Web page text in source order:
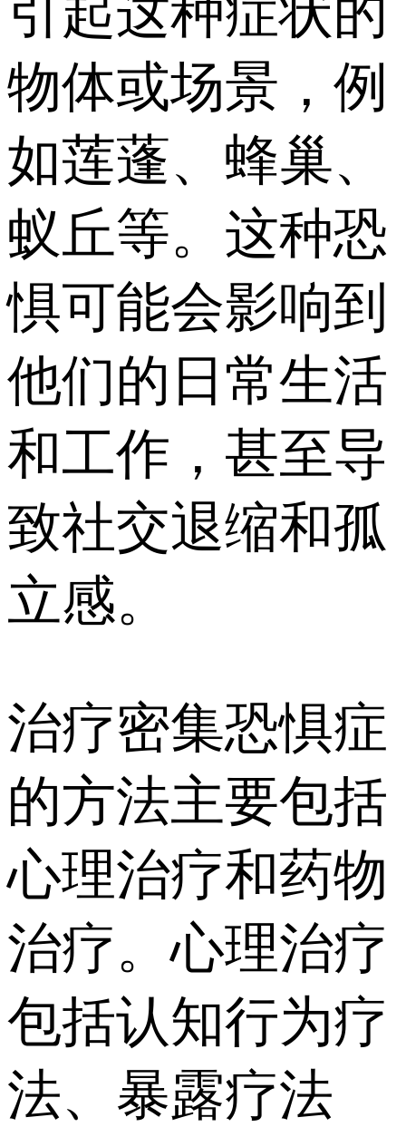
引起这种症状的
物体或场景，例
如莲蓬、蜂巢、
蚁丘等。这种恐
惧可能会影响到
他们的日常生活
和工作，甚至导
致社交退缩和孤
立感。
治疗密集恐惧症
的方法主要包括
心理治疗和药物
治疗。心理治疗
包括认知行为疗
法、暴露疗法